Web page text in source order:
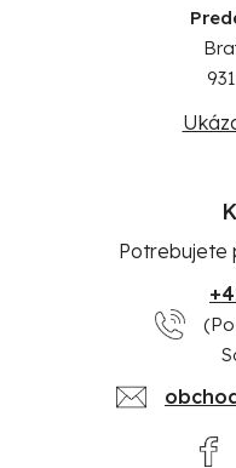
Potrebujete